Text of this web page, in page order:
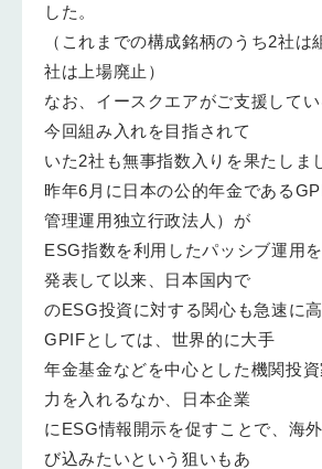
した。
（これまでの構成銘柄のうち2社は
社は上場廃止）
なお、イースクエアがご支援してい
今回組み入れを目指されて
いた2社も無事指数入りを果たしま
昨年6月に日本の公的年金である
管理運用独立行政法人）が
ESG指数を利用したパッシブ運用
発表して以来、日本国内で
のESG投資に対する関心も急速に高
GPIFとしては、世界的に大手
年金基金などを中心とした機関投
力を入れるなか、日本企業
にESG情報開示を促すことで、海
び込みたいという狙いもあ